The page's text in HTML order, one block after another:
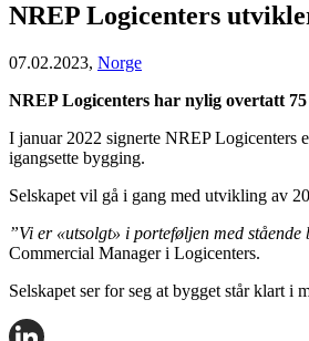
NREP Logicenters
07.02.2023, Norge
NREP Logicenters har nylig overtatt
I januar 2022 signerte NREP Logicenters
igangsette bygging.
Selskapet vil gå i gang med utvikling av
”Vi er «utsolgt» i porteføljen med
Commercial Manager i Logicenters.
Selskapet ser for seg at bygget står klart i